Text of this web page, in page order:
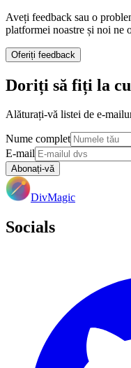
Aveți feedback sau o
platformei noastre și noi ne
Oferiți feedback
Doriți să fiți la
Alăturați-vă listei de e-
Nume complet
E-mail
Abonați-vă
DivMagic
Socials